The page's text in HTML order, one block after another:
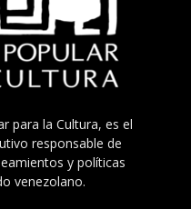
para la Cultura, es el
responsable de
y políticas
venezolano.